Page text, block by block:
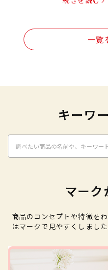
一覧
キーワ
マーク
商品のコンセプトや特徴を
はマークで見やすくしまし